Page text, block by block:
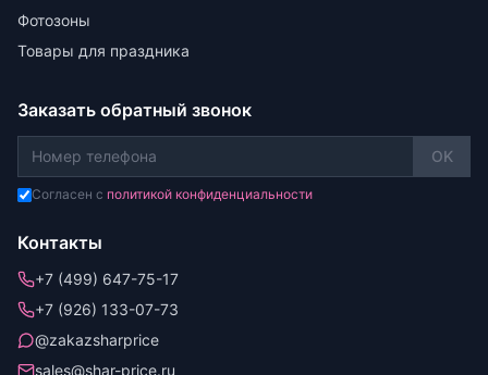
Фотозоны
Товары для праздника
Заказать обратный звонок
OK
Согласен с политикой конфиденциальности
Контакты
+7 (499) 647-75-17
+7 (926) 133-07-73
@zakazsharprice
sales@shar-price.ru